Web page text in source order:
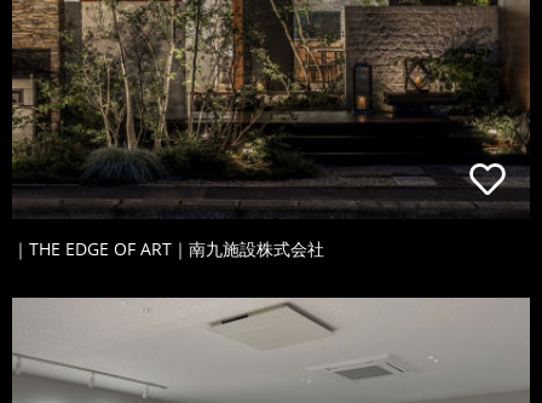
｜THE EDGE OF ART｜南九施設株式会社